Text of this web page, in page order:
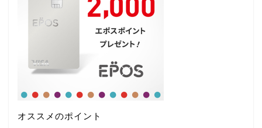
オススメのポイント